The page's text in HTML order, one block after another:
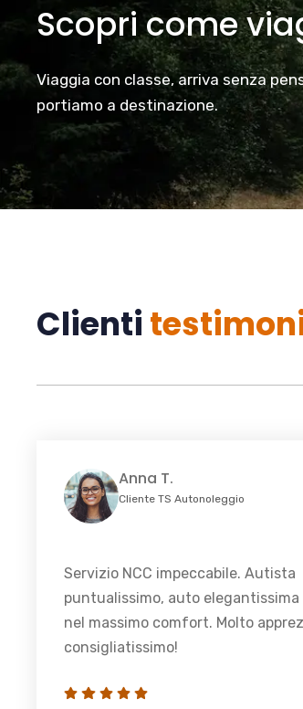
Scopri come
Viaggia con classe, arriva senza
portiamo a destinazione.
Clienti
Anna T.
Cliente TS Autonoleggio
Servizio NCC impeccabile. Autista
puntualissimo, auto elegantissima
nel massimo comfort. Molto
consigliatissimo!